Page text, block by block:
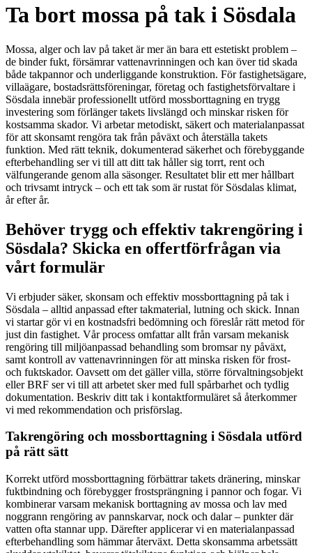
Ta bort mossa på tak i Sösdala
Mossa, alger och lav på taket är mer än bara ett estetiskt problem –
de binder fukt, försämrar vattenavrinningen och kan över tid skada
både takpannor och underliggande konstruktion. För fastighetsägare,
villaägare, bostadsrättsföreningar, företag och fastighetsförvaltare i
Sösdala innebär professionellt utförd mossborttagning en trygg
investering som förlänger takets livslängd och minskar risken för
kostsamma skador. Vi arbetar metodiskt, säkert och materialanpassat
för att skonsamt rengöra tak från påväxt och återställa takets
funktion. Med rätt teknik, dokumenterad säkerhet och förebyggande
efterbehandling ser vi till att ditt tak håller sig torrt, rent och
välfungerande genom alla säsonger. Resultatet blir ett mer hållbart
och trivsamt intryck – och ett tak som är rustat för Sösdalas klimat,
år efter år.
Behöver trygg och effektiv takrengöring i
Sösdala? Skicka en offertförfrågan via
vårt formulär
Vi erbjuder säker, skonsam och effektiv mossborttagning på tak i
Sösdala – alltid anpassad efter takmaterial, lutning och skick. Innan
vi startar gör vi en kostnadsfri bedömning och föreslår rätt metod för
just din fastighet. Vår process omfattar allt från varsam mekanisk
rengöring till miljöanpassad behandling som bromsar ny påväxt,
samt kontroll av vattenavrinningen för att minska risken för frost-
och fuktskador. Oavsett om det gäller villa, större förvaltningsobjekt
eller BRF ser vi till att arbetet sker med full spårbarhet och tydlig
dokumentation. Beskriv ditt tak i kontaktformuläret så återkommer
vi med rekommendation och prisförslag.
Takrengöring och mossborttagning i Sösdala utförd
på rätt sätt
Korrekt utförd mossborttagning förbättrar takets dränering, minskar
fuktbindning och förebygger frostsprängning i pannor och fogar. Vi
kombinerar varsam mekanisk borttagning av mossa och lav med
noggrann rengöring av pannskarvar, nock och dalar – punkter där
vatten ofta stannar upp. Därefter applicerar vi en materialanpassad
efterbehandling som hämmar återväxt. Detta skonsamma arbetssätt